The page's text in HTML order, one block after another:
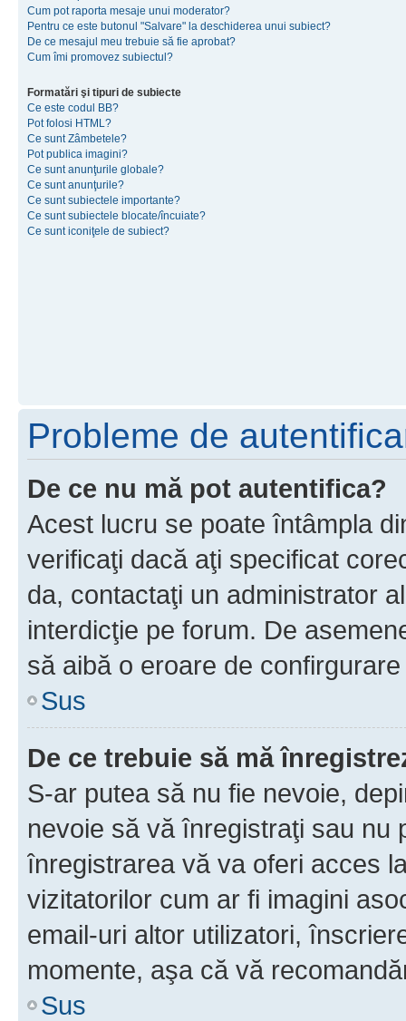
Cum pot raporta mesaje unui moderator?
Pentru ce este butonul "Salvare" la deschiderea unui subiect?
De ce mesajul meu trebuie să fie aprobat?
Cum îmi promovez subiectul?
Formatări şi tipuri de subiecte
Ce este codul BB?
Pot folosi HTML?
Ce sunt Zâmbetele?
Pot publica imagini?
Ce sunt anunţurile globale?
Ce sunt anunţurile?
Ce sunt subiectele importante?
Ce sunt subiectele blocate/încuiate?
Ce sunt iconiţele de subiect?
Probleme de
De ce nu mă pot autentifica?
Acest lucru se poate întâmpla
verificaţi dacă aţi specificat
da, contactaţi un administrator
interdicţie pe forum. De
să aibă o eroare de
Sus
De ce trebuie să mă
S-ar putea să nu fie nevoie,
nevoie să vă înregistraţi sau nu
înregistrarea vă va oferi acces
vizitatorilor cum ar fi imagini
email-uri altor utilizatori,
momente, aşa că vă
Sus